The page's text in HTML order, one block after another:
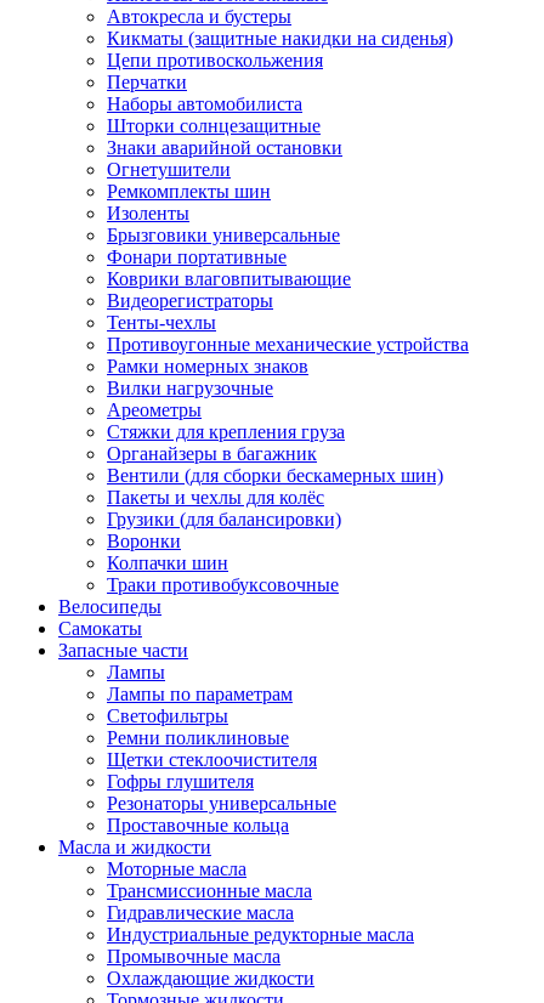
Автокресла и бустеры
Кикматы (защитные накидки на сиденья)
Цепи противоскольжения
Перчатки
Наборы автомобилиста
Шторки солнцезащитные
Знаки аварийной остановки
Огнетушители
Ремкомплекты шин
Изоленты
Брызговики универсальные
Фонари портативные
Коврики влаговпитывающие
Видеорегистраторы
Тенты-чехлы
Противоугонные механические устройства
Рамки номерных знаков
Вилки нагрузочные
Ареометры
Стяжки для крепления груза
Органайзеры в багажник
Вентили (для сборки бескамерных шин)
Пакеты и чехлы для колёс
Грузики (для балансировки)
Воронки
Колпачки шин
Траки противобуксовочные
Велосипеды
Самокаты
Запасные части
Лампы
Лампы по параметрам
Светофильтры
Ремни поликлиновые
Щетки стеклоочистителя
Гофры глушителя
Резонаторы универсальные
Проставочные кольца
Масла и жидкости
Моторные масла
Трансмиссионные масла
Гидравлические масла
Индустриальные редукторные масла
Промывочные масла
Охлаждающие жидкости